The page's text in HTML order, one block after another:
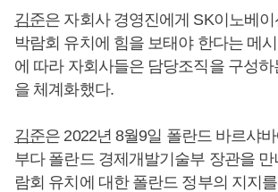
김준은 자회사 경영진에게 SK이노베
박람회 유치에 힘을 보태야 한다는 메
에 따라 자회사들은 담당조직을 구성
을 체계화했다.
김준은 2022년 8월9일 폴란드 바르샤
부다 폴란드 경제개발기술부 장관을
람회 유치에 대한 폴란드 정부의 지지